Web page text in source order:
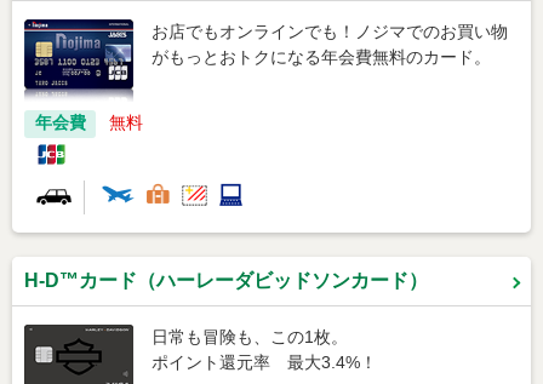
お店でもオンラインでも！ノジマでのお買い物
がもっとおトクになる年会費無料のカード。
年会費 無料
H-D™カード（ハーレーダビッドソンカード）
日常も冒険も、この1枚。
ポイント還元率 最大3.4%！